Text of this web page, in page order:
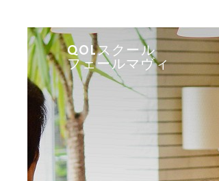
QOLスクール
フェールマヴィ